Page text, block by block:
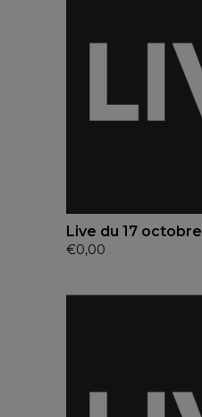
Live du 17 octobre
€0,00